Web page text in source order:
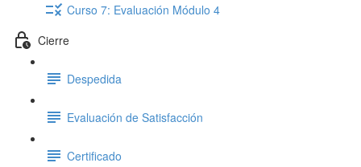
Curso 7: Evaluación Módulo 4
Cierre
Despedida
Evaluación de Satisfacción
Certificado